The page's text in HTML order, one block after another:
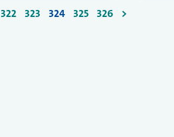
322 323 324 325 326 >